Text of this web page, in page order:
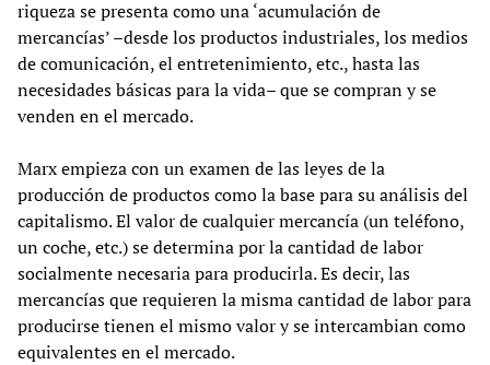
riqueza se presenta como una ‘acumulación de
mercancías’ –desde los productos industriales, los medios
de comunicación, el entretenimiento, etc., hasta las
necesidades básicas para la vida– que se compran y se
venden en el mercado.
Marx empieza con un examen de las leyes de la
producción de productos como la base para su análisis del
capitalismo. El valor de cualquier mercancía (un teléfono,
un coche, etc.) se determina por la cantidad de labor
socialmente necesaria para producirla. Es decir, las
mercancías que requieren la misma cantidad de labor para
producirse tienen el mismo valor y se intercambian como
equivalentes en el mercado.